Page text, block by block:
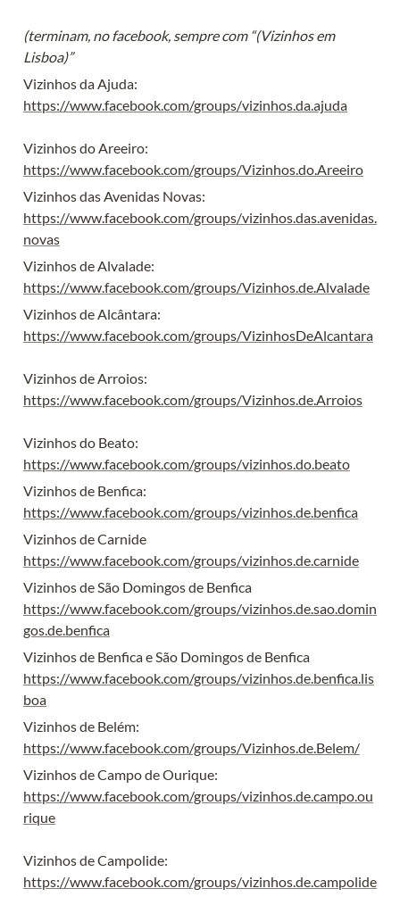
(terminam, no facebook, sempre com “(Vizinhos em
Lisboa)”
https://www.facebook.com/groups/vizinhos.da.ajuda
https://www.facebook.com/groups/Vizinhos.do.Areeiro
https://www.facebook.com/groups/vizinhos.das.avenidas.
novas
https://www.facebook.com/groups/Vizinhos.de.Alvalade
https://www.facebook.com/groups/VizinhosDeAlcantara
https://www.facebook.com/groups/Vizinhos.de.Arroios
https://www.facebook.com/groups/vizinhos.do.beato
https://www.facebook.com/groups/vizinhos.de.benfica
https://www.facebook.com/groups/vizinhos.de.carnide
https://www.facebook.com/groups/vizinhos.de.sao.domin
gos.de.benfica
https://www.facebook.com/groups/vizinhos.de.benfica.lis
boa
https://www.facebook.com/groups/Vizinhos.de.Belem/
https://www.facebook.com/groups/vizinhos.de.campo.ou
rique
https://www.facebook.com/groups/vizinhos.de.campolide